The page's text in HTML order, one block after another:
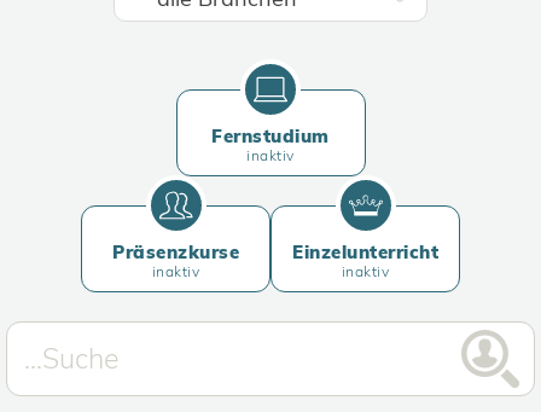
Fernstudium
inaktiv
Präsenzkurse
inaktiv
Einzelunterricht
inaktiv